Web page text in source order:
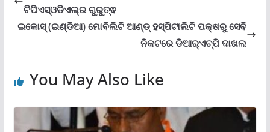
ଟିପିଏସ୍‌ଓଡିଏଲ୍‌ର ଗୁରୁତ୍ଵ
ଇକୋସ୍ (ଇଣ୍ଡିଆ) ମୋବିଲିଟି ଆଣ୍ଡ୍ ହସ୍ପିଟାଲିଟି ପକ୍ଷରୁ ସେବି
ନିକଟରେ ଡିଆର୍‌ଏଚ୍‌ପି ଦାଖଲ
You May Also Like